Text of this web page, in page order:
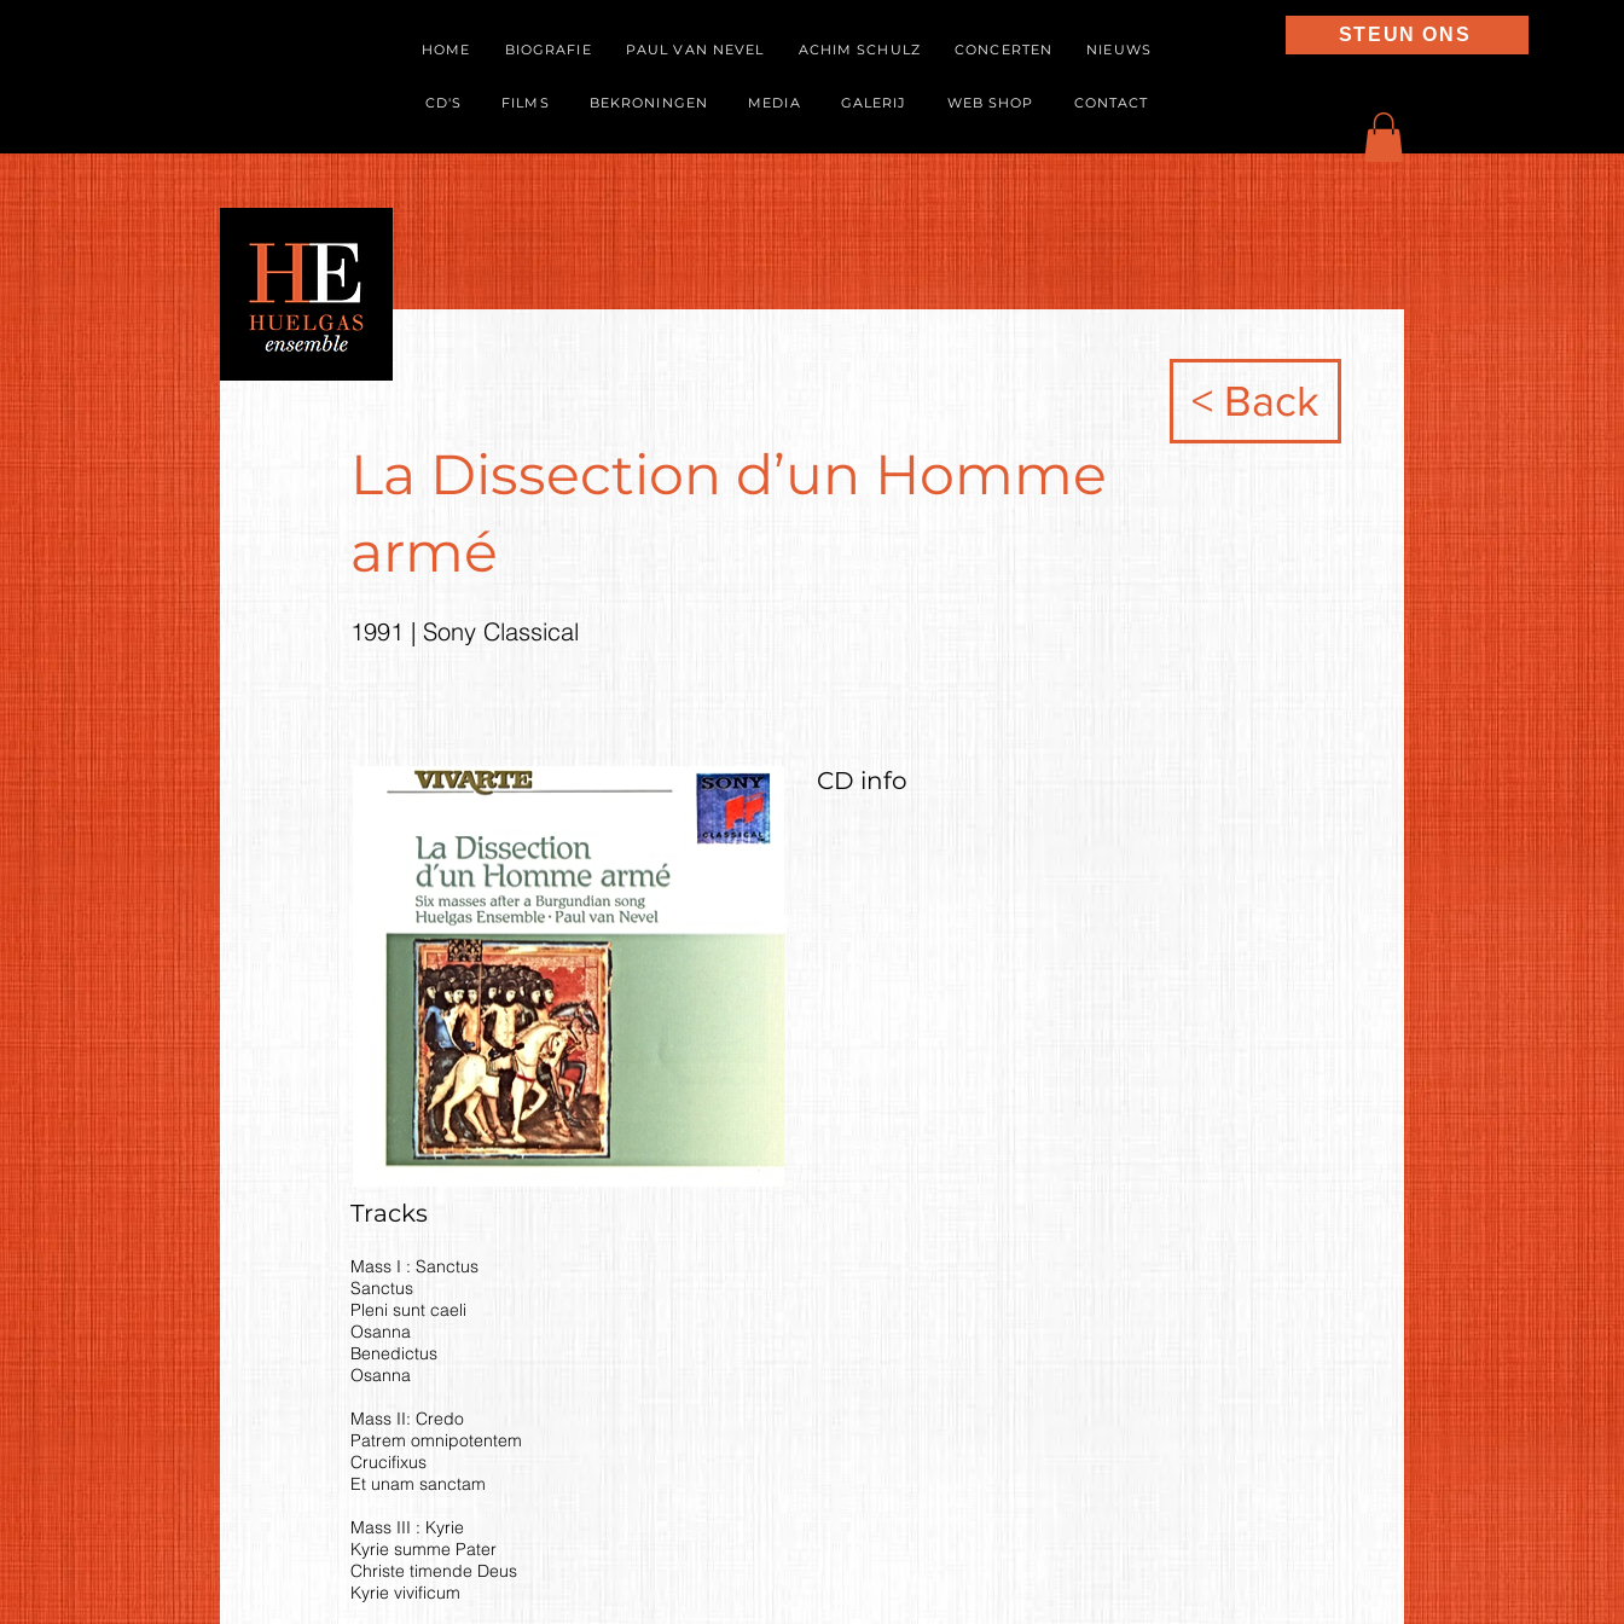
HOME BIOGRAFIE PAUL VAN NEVEL ACHIM SCHULZ CONCERTEN NIEUWS
CD'S FILMS BEKRONINGEN MEDIA GALERIJ WEB SHOP CONTACT
STEUN ONS
< Back
La Dissection d’un Homme
armé
1991 | Sony Classical
CD info
Tracks
Mass I : Sanctus
Sanctus
Pleni sunt caeli
Osanna
Benedictus
Osanna
Mass II: Credo
Patrem omnipotentem
Crucifixus
Et unam sanctam
Mass III : Kyrie
Kyrie summe Pater
Christe timende Deus
Kyrie vivificum